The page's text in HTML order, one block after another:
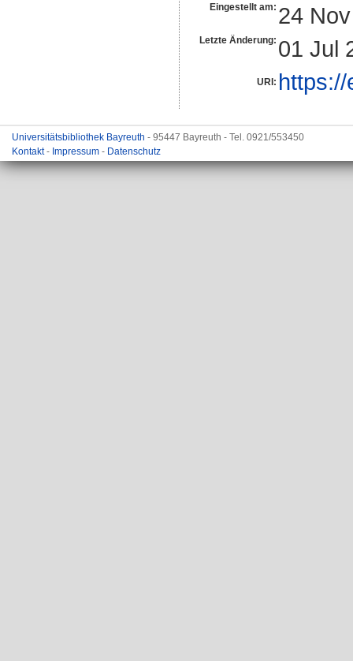
Eingestellt am: 24
Letzte Änderung: 01 Jul
URI:
Universitätsbibliothek Bayreuth - 95447 Bayreuth - Tel. 0921/553450
Kontakt- Impressum - Datenschutz